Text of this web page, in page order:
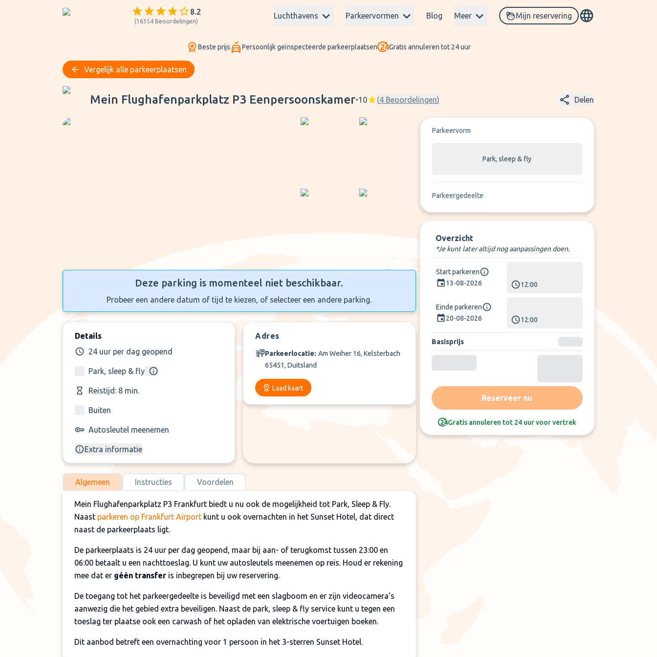
8.2
(16354 Beoordelingen)
Luchthavens Parkeervormen Blog Meer Mijn reservering
Beste prijs Persoonlijk geïnspecteerde parkeerplaatsen Gratis annuleren tot 24 uur
Vergelijk alle parkeerplaatsen
Mein Flughafenparkplatz P3 Eenpersoonskamer
Mein Flughafenparkplatz P3 Eenpersoonskamer•10 (4 Beoordelingen) Delen
Deze parking is momenteel niet beschikbaar.
Probeer een andere datum of tijd te kiezen, of selecteer een andere parking.
Details
24 uur per dag geopend
Park, sleep & fly
Reistijd: 8 min.
Buiten
Autosleutel meenemen
Extra informatie
Adres
Parkeerlocatie: Am Weiher 16, Kelsterbach
65451, Duitsland
Laad kaart
Algemeen Instructies Voordelen
Mein Flughafenparkplatz P3 Frankfurt biedt u nu ook de mogelijkheid tot Park, Sleep & Fly.
Naast parkeren op Frankfurt Airport kunt u ook overnachten in het Sunset Hotel, dat direct
naast de parkeerplaats ligt.
De parkeerplaats is 24 uur per dag geopend, maar bij aan- of terugkomst tussen 23:00 en
06:00 betaalt u een nachttoeslag. U kunt uw autosleutels meenemen op reis. Houd er rekening
mee dat er géén transfer is inbegrepen bij uw reservering.
De toegang tot het parkeergedeelte is beveiligd met een slagboom en er zijn videocamera's
aanwezig die het gebied extra beveiligen. Naast de park, sleep & fly service kunt u tegen een
toeslag ter plaatse ook een carwash of het opladen van elektrische voertuigen boeken.
Dit aanbod betreft een overnachting voor 1 persoon in het 3-sterren Sunset Hotel.
Parkeervorm
Park, sleep & fly
Parkeergedeelte
Overzicht
*Je kunt later altijd nog aanpassingen doen.
Start parkeren
13-08-2026
12:00
Einde parkeren
20-08-2026
12:00
Basisprijs
Reserveer nu
Gratis annuleren tot 24 uur voor vertrek